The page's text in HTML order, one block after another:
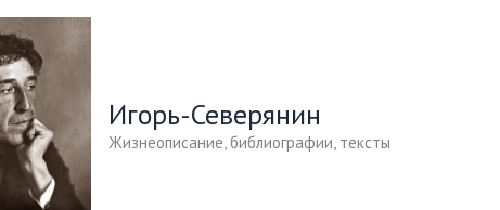
Игорь-Северянин
Жизнеописание, библиографии, тексты